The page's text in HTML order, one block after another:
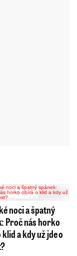
noci a špatný
Proč nás horko
a kdy už jde o